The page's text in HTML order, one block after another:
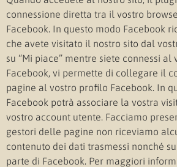
connessione diretta tra il vostro
Facebook. In questo modo Facebook
che avete visitato il nostro sito dal
su “Mi piace” mentre siete connessi al
Facebook, vi permette di collegare il
pagine al vostro profilo Facebook. In
Facebook potrà associare la vostra
vostro account utente. Facciamo
gestori delle pagine non riceviamo
contenuto dei dati trasmessi nonché
parte di Facebook. Per maggiori